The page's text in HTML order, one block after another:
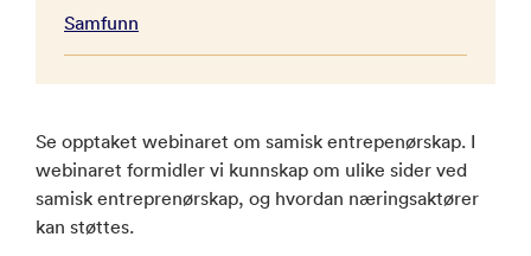
Samfunn
Se opptaket webinaret om samisk entrepenørskap. I
webinaret formidler vi kunnskap om ulike sider ved
samisk entreprenørskap, og hvordan næringsaktører
kan støttes.